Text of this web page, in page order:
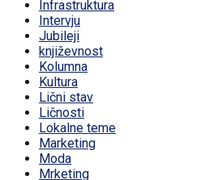
Infrastruktura
Intervju
Jubileji
književnost
Kolumna
Kultura
Lični stav
Ličnosti
Lokalne teme
Marketing
Moda
Mrketing